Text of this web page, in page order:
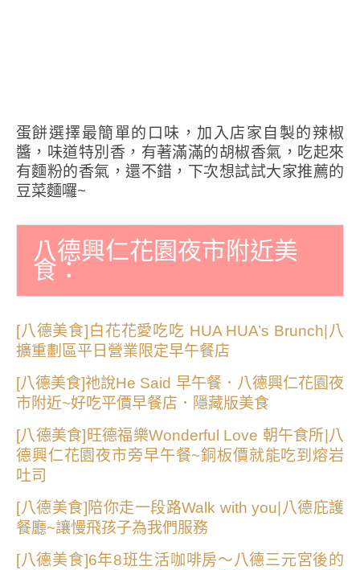
蛋餅選擇最簡單的口味，加入店家自製的辣椒
醬，味道特別香，有著滿滿的胡椒香氣，吃起來
有麵粉的香氣，還不錯，下次想試試大家推薦的
豆菜麵囉~
八德興仁花園夜市附近美
食：
[八德美食]白花花愛吃吃 HUA HUA’s Brunch|八
擴重劃區平日營業限定早午餐店
[八德美食]祂說He Said 早午餐．八德興仁花園夜
市附近~好吃平價早餐店．隱藏版美食
[八德美食]旺德福樂Wonderful Love 朝午食所|八
德興仁花園夜市旁早午餐~銅板價就能吃到熔岩
吐司
[八德美食]陪你走一段路Walk with you|八德庇護
餐廳~讓慢飛孩子為我們服務
[八德美食]6年8班生活咖啡房～八德三元宮後的